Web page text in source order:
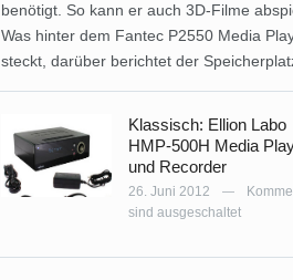
benötigt. So kann er auch 3D-Filme
Was hinter dem Fantec P2550 Media
steckt, darüber berichtet der
Klassisch: Ellion Labo
HMP-500H Media
und Recorder
26. Juni 2012 —
sind ausgeschaltet